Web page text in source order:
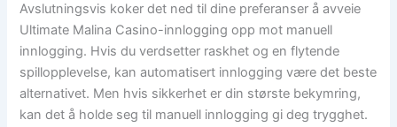
Avslutningsvis koker det ned til dine preferanser å avveie
Ultimate Malina Casino-innlogging opp mot manuell
innlogging. Hvis du verdsetter raskhet og en flytende
spillopplevelse, kan automatisert innlogging være det beste
alternativet. Men hvis sikkerhet er din største bekymring,
kan det å holde seg til manuell innlogging gi deg trygghet.